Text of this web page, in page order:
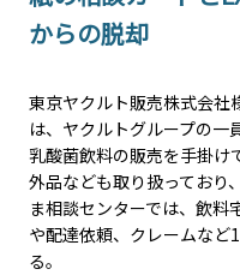
からの脱却
東京ヤクルト販売株式会社
は、ヤクルトグループの一
乳酸菌飲料の販売を手掛け
外品なども取り扱っており
ま相談センターでは、飲料
や配達依頼、クレームなど
る。